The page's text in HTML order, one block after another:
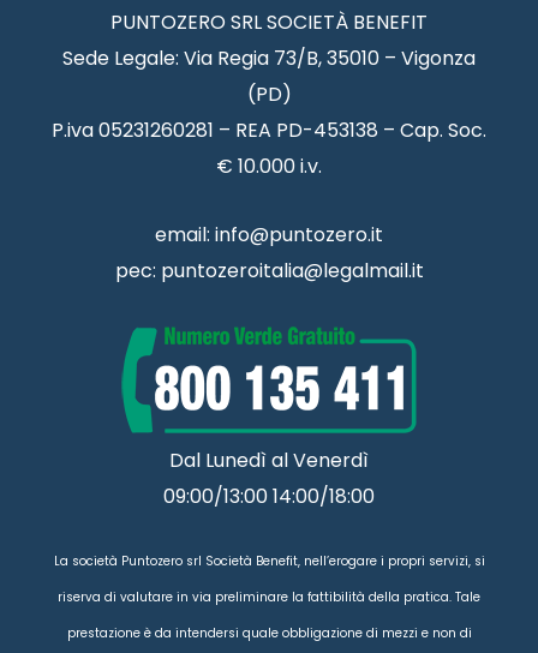
PUNTOZERO SRL SOCIETÀ BENEFIT
Sede Legale: Via Regia 73/B, 35010 – Vigonza
(PD)
P.iva 05231260281 – REA PD-453138 – Cap. Soc.
€ 10.000 i.v.
email: info@puntozero.it
pec: puntozeroitalia@legalmail.it
Dal Lunedì al Venerdì
09:00/13:00 14:00/18:00
La società Puntozero srl Società Benefit, nell’erogare i propri servizi, si
riserva di valutare in via preliminare la fattibilità della pratica. Tale
prestazione è da intendersi quale obbligazione di mezzi e non di